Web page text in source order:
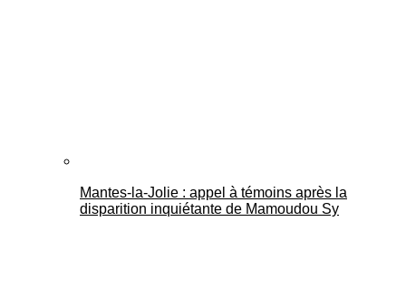
Mantes-la-Jolie : appel à témoins après la
disparition inquiétante de Mamoudou Sy